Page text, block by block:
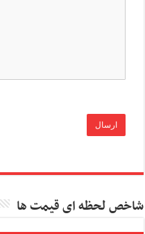
شاخص لحظه ای قیمت ها